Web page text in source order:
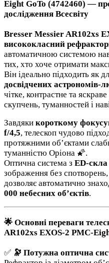
Eight GoTo (4742460) —
дослідження Всесвіту
Bresser Messier AR102xs
висококласний
автоматичною системою
тих, хто хоче отримати
Він ідеально підходить як
досвідчених астрономів-
чітке, контрастне та
скупчень, туманностей і
Завдяки короткому
f/4,5, телескоп чудово
протяжними об’єктами
туманністю Оріона 🌠.
Оптична система з ED-скла
зображення без спотворень,
дозволяє автоматично
000 небесних об’єктів.
🌟 Основні переваги
AR102xs EXOS-2 PMC-
✅ 🔭 Потужна оптична